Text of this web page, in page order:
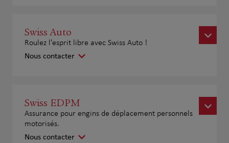
Swiss Auto
Roulez l'esprit libre avec Swiss Auto !
Nous contacter
Swiss EDPM
Assurance pour engins de déplacement personnels
motorisés.
Nous contacter